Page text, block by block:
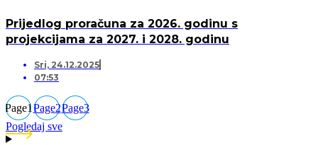
Prijedlog proračuna za 2026. godinu s
projekcijama za 2027. i 2028. godinu
Sri, 24.12.2025
07:53
Page1Page2Page3
Pogledaj sve